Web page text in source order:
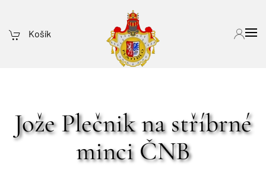
Košík
Jože Plečnik na stříbrné
minci ČNB